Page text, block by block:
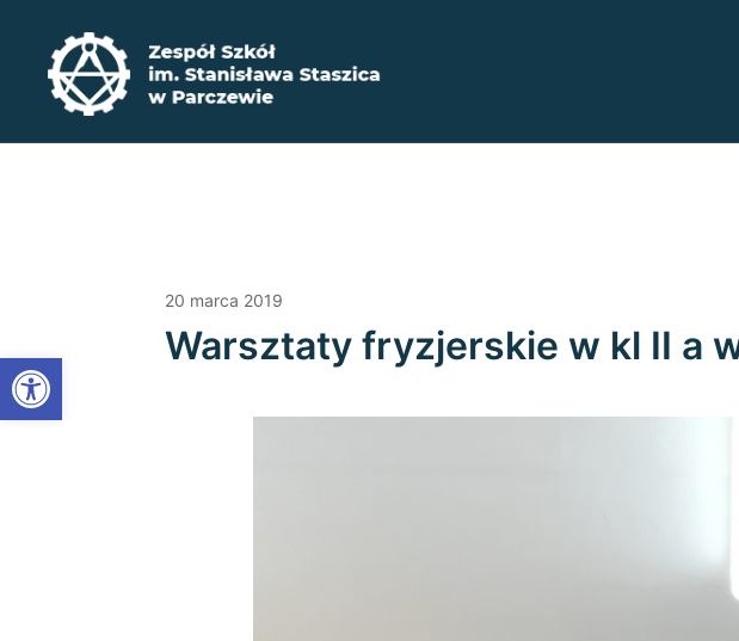
Open toolbar
treści
Zespół Szkół im. Stanisława Staszica w Parczewie
20 marca 2019
Warsztaty fryzjerskie w kl II a